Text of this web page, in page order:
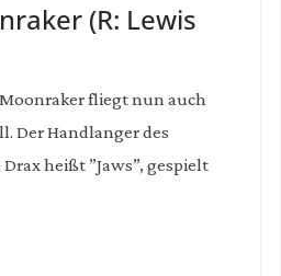
(R: Lewis
fliegt nun auch
Der Handlanger des
heißt ”Jaws”, gespielt